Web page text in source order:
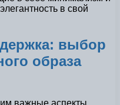
в свой
выбор
образа
важные аспекты